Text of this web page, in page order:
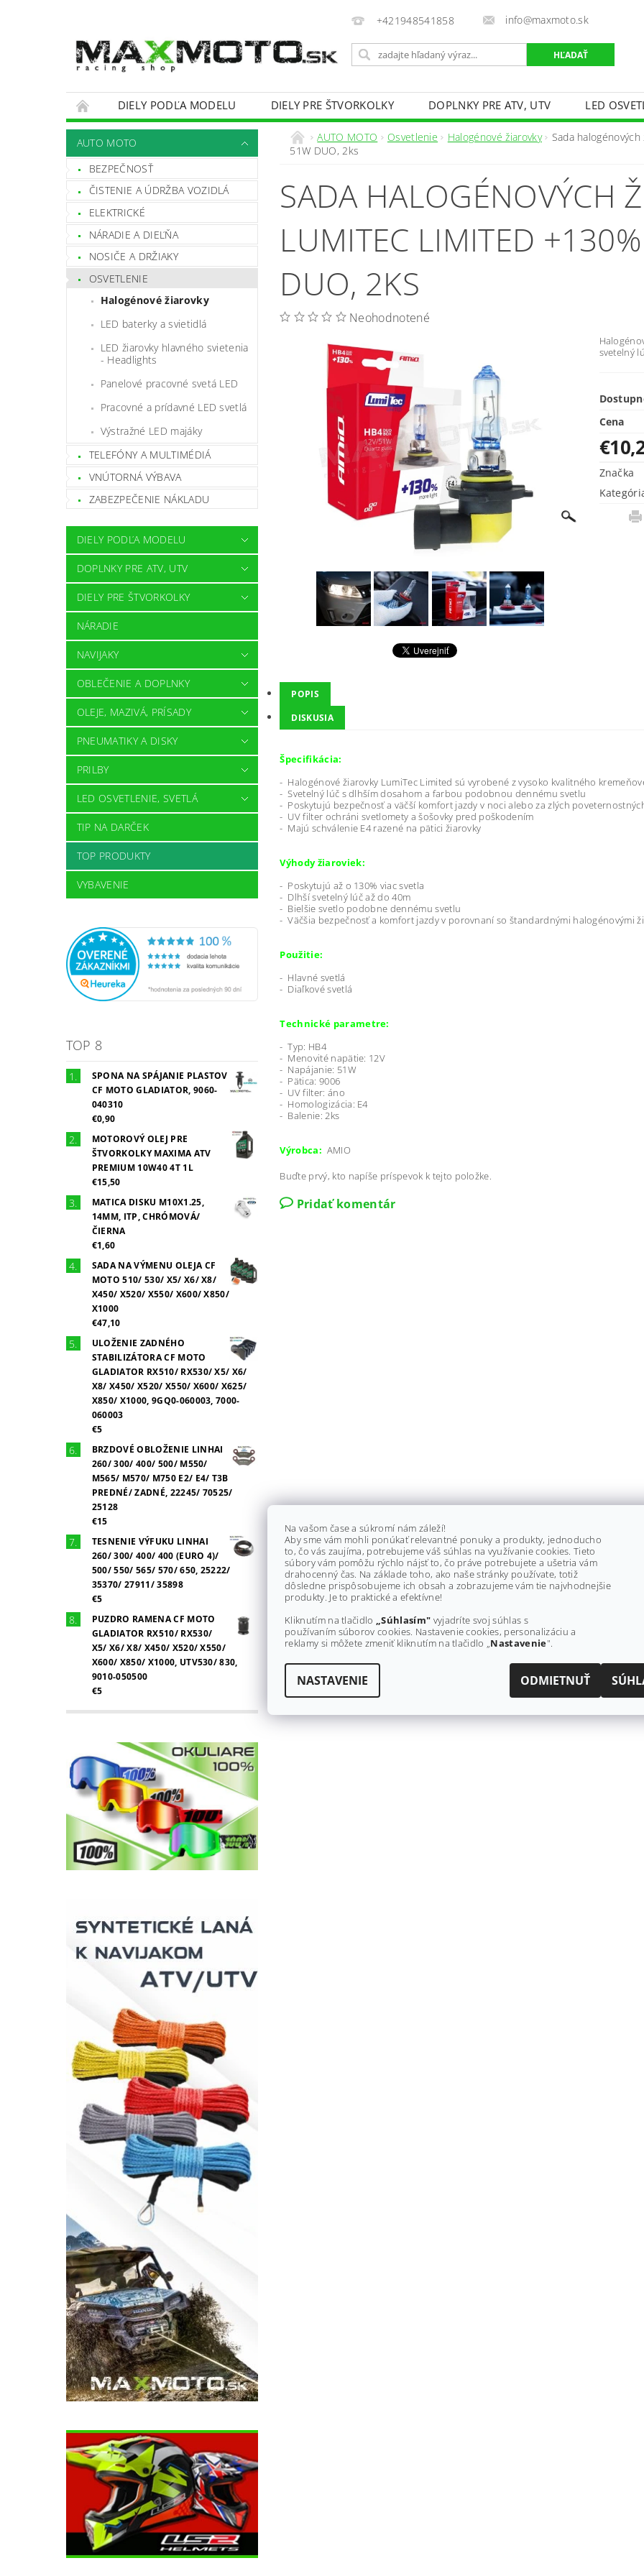
+421948541858 info@maxmoto.sk
DIELY PODĽA MODELU DIELY PRE ŠTVORKOLKY DOPLNKY PRE ATV, UTV
LED
OBCHODNÉ PODMIENKY
KONTAKTY
AUTO MOTO
BEZPEČNOSŤ
ČISTENIE A ÚDRŽBA VOZIDLÁ
ELEKTRICKÉ
NÁRADIE A DIEĽŇA
NOSIČE A DRŽIAKY
OSVETLENIE
Halogénové žiarovky
LED baterky a svietidlá
LED žiarovky hlavného svietenia
- Headlights
Panelové pracovné svetá LED
Pracovné a prídavné LED svetlá
Výstražné LED majáky
TELEFÓNY A MULTIMÉDIÁ
VNÚTORNÁ VÝBAVA
ZABEZPEČENIE NÁKLADU
DIELY PODĽA MODELU
DOPLNKY PRE ATV, UTV
DIELY PRE ŠTVORKOLKY
NÁRADIE
NAVIJAKY
OBLEČENIE A DOPLNKY
OLEJE, MAZIVÁ, PRÍSADY
PNEUMATIKY A DISKY
PRILBY
LED OSVETLENIE, SVETLÁ
TIP NA DARČEK
TOP PRODUKTY
VYBAVENIE
TOP 8
SPONA NA SPÁJANIE PLASTOV
CF MOTO GLADIATOR, 9060-
040310
€0,90
MOTOROVÝ OLEJ PRE
ŠTVORKOLKY MAXIMA ATV
PREMIUM 10W40 4T 1L
€15,50
MATICA DISKU M10X1.25,
14MM, ITP, CHRÓMOVÁ/
ČIERNA
€1,60
SADA NA VÝMENU OLEJA CF
MOTO 510/ 530/ X5/ X6/ X8/
X450/ X520/ X550/ X600/ X850/
X1000
€47,10
ULOŽENIE ZADNÉHO
STABILIZÁTORA CF MOTO
GLADIATOR RX510/ RX530/ X5/ X6/
X8/ X450/ X520/ X550/ X600/ X625/
X850/ X1000, 9GQ0-060003, 7000-
060003
€5
BRZDOVÉ OBLOŽENIE LINHAI
260/ 300/ 400/ 500/ M550/
M565/ M570/ M750 E2/ E4/ T3B
PREDNÉ/ ZADNÉ, 22245/ 70525/
25128
€15
TESNENIE VÝFUKU LINHAI
260/ 300/ 400/ 400 (EURO 4)/
500/ 550/ 565/ 570/ 650, 25222/
35370/ 27911/ 35898
€5
PUZDRO RAMENA CF MOTO
GLADIATOR RX510/ RX530/
X5/ X6/ X8/ X450/ X520/ X550/
X600/ X850/ X1000, UTV530/ 830,
9010-050500
€5
AUTO MOTO Osvetlenie Halogénové žiarovky
Sada
51W DUO, 2ks
SADA HALOGÉNOVÝCH
LUMITEC LIMITED
DUO, 2KS
Neohodnotené
svetelný
Cena
Značka
POPIS
DISKUSIA
Špecifikácia:
- Halogénové žiarovky LumiTec Limited sú vyrobené z vysoko kvalitného
- Svetelný lúč s dlhším dosahom a farbou podobnou dennému svetlu
- Poskytujú bezpečnosť a väčší komfort jazdy v noci alebo za zlých
- UV filter ochráni svetlomety a šošovky pred poškodením
- Majú schválenie E4 razené na pätici žiarovky
Výhody žiaroviek:
- Poskytujú až o 130% viac svetla
- Dlhší svetelný lúč až do 40m
- Bielšie svetlo podobne dennému svetlu
- Väčšia bezpečnosť a komfort jazdy v porovnaní so štandardnými halogénovými
Použitie:
- Hlavné svetlá
- Diaľkové svetlá
Technické parametre:
- Typ: HB4
- Menovité napätie: 12V
- Napájanie: 51W
- Pätica: 9006
- UV filter: áno
- Homologizácia: E4
- Balenie: 2ks
Výrobca: AMIO
Buďte prvý, kto napíše príspevok k tejto položke.
Pridať komentár
Na vašom čase a súkromí nám záleží!
Aby sme vám mohli ponúkať relevantné ponuky a produkty, jednoducho
to, čo vás zaujíma, potrebujeme váš súhlas na využívanie cookies. Tieto
súbory vám pomôžu rýchlo nájsť to, čo práve potrebujete a ušetria vám
drahocenný čas. Na základe toho, ako naše stránky používate, totiž
dôsledne prispôsobujeme ich obsah a zobrazujeme vám tie najvhodnejšie
produkty. Je to praktické a efektívne!
Kliknutím na tlačidlo „Súhlasím" vyjadríte svoj súhlas s
používaním súborov cookies. Nastavenie cookies, personalizáciu a
reklamy si môžete zmeniť kliknutím na tlačidlo „Nastavenie".
NASTAVENIE ODMIETNUŤ